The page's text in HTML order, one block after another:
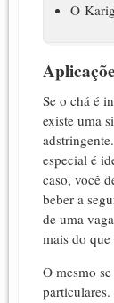
O
Se o chá é
existe uma
adstringente.
especial é
caso, você
beber a
de uma
mais do
O mesmo
particulares.